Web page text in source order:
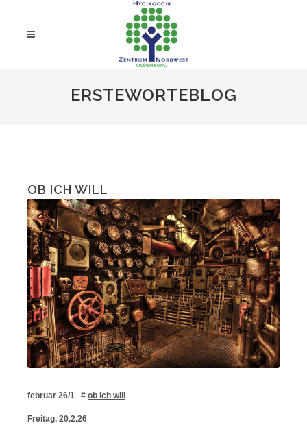
ERSTEWORTEBLOG
OB ICH WILL
februar 26/1 # ob ich will
Freitag, 20.2.26